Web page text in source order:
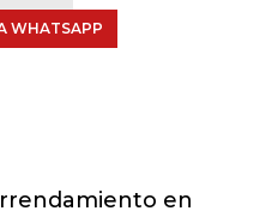
WHATSAPP
en